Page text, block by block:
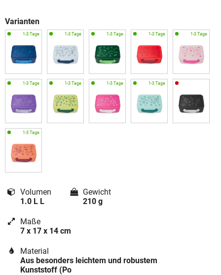
Varianten
Volumen
1.0 L L
Gewicht
210 g
Maße
7 x 17 x 14 cm
Material
Aus besonders leichtem und robustem
Kunststoff (Po